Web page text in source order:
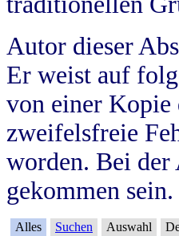
Autor dieser
Er weist auf
von einer Kopie
zweifelsfreie
worden. Bei der
gekommen
Alles Suchen Auswahl